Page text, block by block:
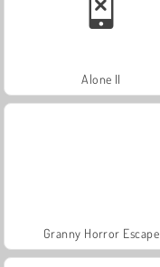
Alone II
Granny Horror Escape